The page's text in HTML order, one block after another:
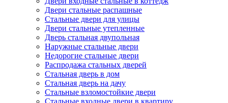
Двери стальные распашные
Стальные двери для улицы
Двери стальные утепленные
Дверь стальная двупольная
Наружные стальные двери
Недорогие стальные двери
Распродажа стальных дверей
Стальная дверь в дом
Стальная дверь на дачу
Стальные взломостойкие двери